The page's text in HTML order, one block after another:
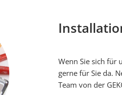
Wenn Sie sich für
gerne für Sie da.
Team von der